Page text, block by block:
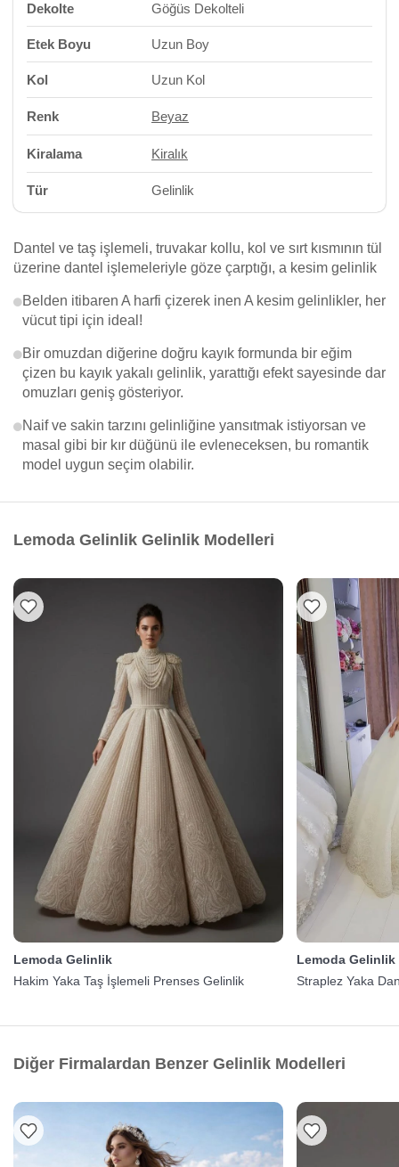
Dekolte Göğüs Dekolteli
Etek Boyu Uzun Boy
Kol Uzun Kol
Renk Beyaz
Kiralama Kiralık
Tür Gelinlik
Dantel ve taş işlemeli, truvakar kollu, kol ve sırt kısmının tül
üzerine dantel işlemeleriyle göze çarptığı, a kesim gelinlik
Belden itibaren A harfi çizerek inen A kesim gelinlikler, her
vücut tipi için ideal!
Bir omuzdan diğerine doğru kayık formunda bir eğim
çizen bu kayık yakalı gelinlik, yarattığı efekt sayesinde dar
omuzları geniş gösteriyor.
Naif ve sakin tarzını gelinliğine yansıtmak istiyorsan ve
masal gibi bir kır düğünü ile evleneceksen, bu romantik
model uygun seçim olabilir.
Lemoda Gelinlik Gelinlik Modelleri
Lemoda Gelinlik
Hakim Yaka Taş İşlemeli Prenses Gelinlik
Lemoda Gelinlik
Straplez Yaka
Diğer Firmalardan Benzer Gelinlik Modelleri